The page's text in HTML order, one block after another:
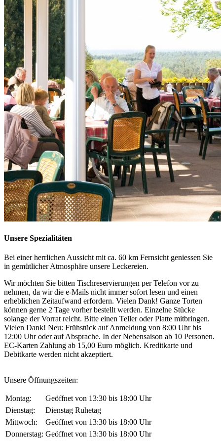
Unsere Spezialitäten
Bei einer herrlichen Aussicht mit ca. 60 km Fernsicht geniessen Sie
in gemütlicher Atmosphäre unsere Leckereien.
Wir möchten Sie bitten Tischreservierungen per Telefon vor zu
nehmen, da wir die e-Mails nicht immer sofort lesen und einen
erheblichen Zeitaufwand erfordern. Vielen Dank! Ganze Torten
können gerne 2 Tage vorher bestellt werden. Einzelne Stücke
solange der Vorrat reicht. Bitte einen Teller oder Platte mitbringen.
Vielen Dank! Neu: Frühstück auf Anmeldung von 8:00 Uhr bis
12:00 Uhr oder auf Absprache. In der Nebensaison ab 10 Personen.
EC-Karten Zahlung ab 15,00 Euro möglich. Kreditkarte und
Debitkarte werden nicht akzeptiert.
Unsere Öffnungszeiten:
Montag:
Geöffnet von 13:30 bis 18:00 Uhr
Dienstag:
Dienstag Ruhetag
Mittwoch:
Geöffnet von 13:30 bis 18:00 Uhr
Donnerstag: Geöffnet von 13:30 bis 18:00 Uhr